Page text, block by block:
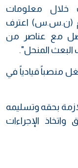
خلال معلومات
(ن.س.س) اعترف
مع عناصر من
البعث المنحل".
منصباً قيادياً في
بحقه وتسليمه
الإجراءات